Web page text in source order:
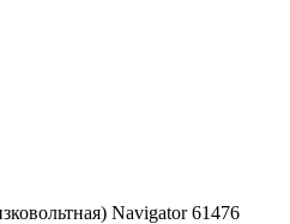
Navigator 61476